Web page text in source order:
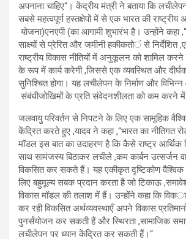
अपनाना चाहिए“ । केंद्रीय मंत्री ने बताया कि
सबसे महत्वपूर्ण हस्तक्षेपों में से एक भारत की
योजना(एनएपी)का आगामी शुभारंभ है। उन्होंने कहा,
साक्ष्यों से प्रेरित और जमीनी हकीकतों से निर्देशित,
राष्ट्रीय विकास नीतियों में अनुकूलन को शामिल
के रूप में कार्य करेगी,जिससे एक व्यवस्थित और
सुनिश्चित होगा। यह लचीलेपन के निर्माण और विभिन्न
संबंधीजोखिमों के प्रति संवेदनशीलता को कम करने में
जलवायु परिवर्तन से निपटने के लिए एक सामूहिक
केंद्रित करते हुए ,यादव ने कहा,“भारत का नीतिगत
मॉडल इस बात का उदाहरण है कि कैसे राष्ट्र आर्थिक
साथ सामंजस्य बिठाकर लचीले ,कम कार्बन उत्सर्जन
विकसित कर सकते हैं। यह एकीकृत दृष्टिकोण
लिए बहुमूल्य सबक प्रदान करता है जो टिकाऊ,
विकास मॉडल की तलाश में हैं। उन्होंने कहा कि विक
कर रही विकसित अर्थव्यवस्थाएँ अपने विकास
पुनर्संयोजन कर सकती हैं और स्थिरता,सामाजिक
लचीलेपन पर ध्यान केंद्रित कर सकती हैं।“